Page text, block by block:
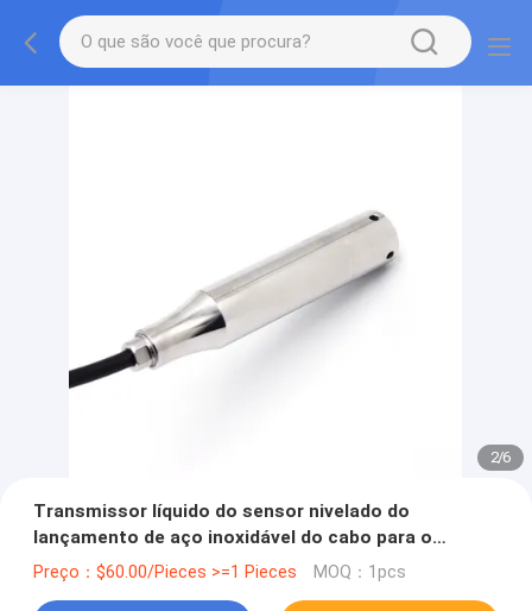
2/6
Transmissor líquido do sensor nivelado do
lançamento de aço inoxidável do cabo para o
recipiente aberto
Preço：$60.00/Pieces >=1 Pieces MOQ：1pcs